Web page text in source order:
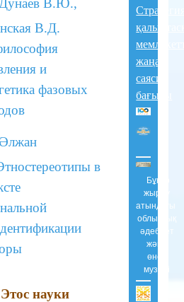
Дунаев В.Ю.,
В.Д.
и
фазовых
в
Этос науки
жаңа
саяси
бағыты
Бұқар
жырау
атындағы
облыстық
әдебиет
және
өнер
музейі